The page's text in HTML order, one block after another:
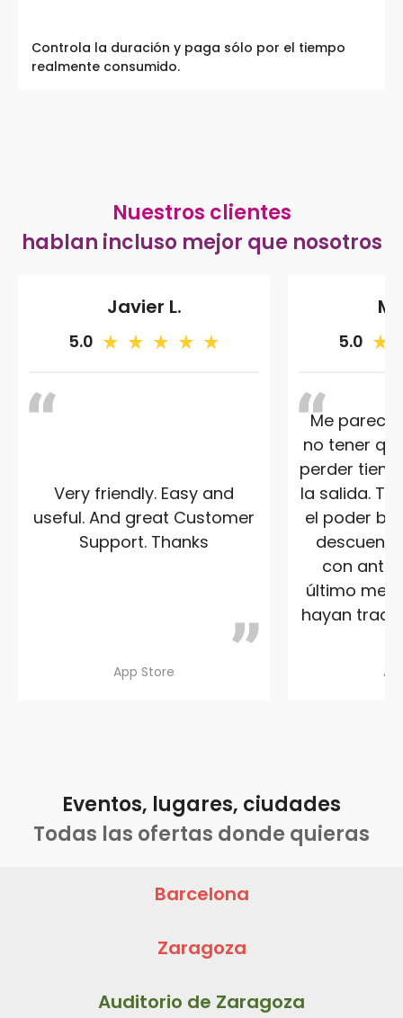
Controla la duración y paga sólo por el tiempo
realmente consumido.
Nuestros clientes
hablan incluso mejor que nosotros
Javier L.
5.0
Very friendly. Easy and
useful. And great Customer
Support. Thanks
App Store
5.0
Me parece
no tener
perder
la salida.
el poder
con
último me
hayan
Eventos, lugares, ciudades
Todas las ofertas donde quieras
Barcelona
Zaragoza
Auditorio de Zaragoza